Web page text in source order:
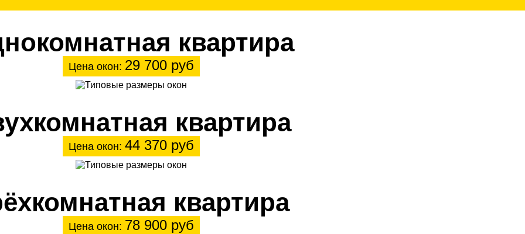
квартира
Цена окон: 29 700 руб
квартира
Цена окон: 44 370 руб
квартира
Цена окон: 78 900 руб